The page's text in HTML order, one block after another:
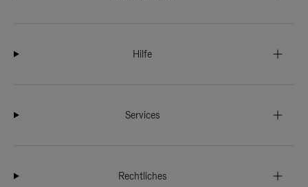
Hilfe
Services
Rechtliches